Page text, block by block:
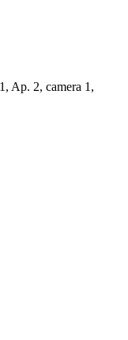
Ap. 2, camera 1,